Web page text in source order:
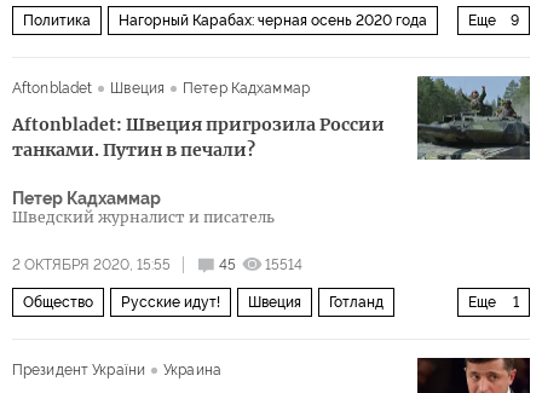
Еще 9
Политика Нагорный Карабах: черная осень 2020 года
Реджеп Тайип Эрдоган
нагорно-карабахский кофликт
Aftonbladet Швеция Петер Кадхаммар
Aftonbladet: Швеция пригрозила России
танками. Путин в печали?
Петер Кадхаммар
Шведский журналист и писатель
2 ОКТЯБРЯ 2020, 15:55 45 15514
Еще 1
Общество Русские идут! Швеция Готланд
Президент України
Украина